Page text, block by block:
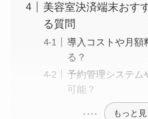
美容室決済端末おす
る質問
導入コストや月額
る？
予約管理システム
可能？
もっと見